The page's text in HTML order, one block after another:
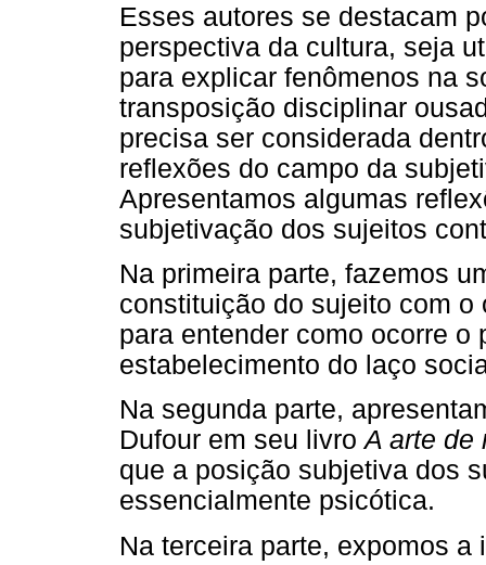
Esses autores se destacam
perspectiva da cultura, seja
para explicar fenômenos na
transposição disciplinar
precisa ser considerada
reflexões do campo da
Apresentamos algumas
subjetivação dos sujeitos
Na primeira parte, fazemos
constituição do sujeito com
para entender como ocorre
estabelecimento do laço
Na segunda parte,
Dufour em seu livroA arte de
que a posição subjetiva dos
essencialmente psicótica.
Na terceira parte, expomos